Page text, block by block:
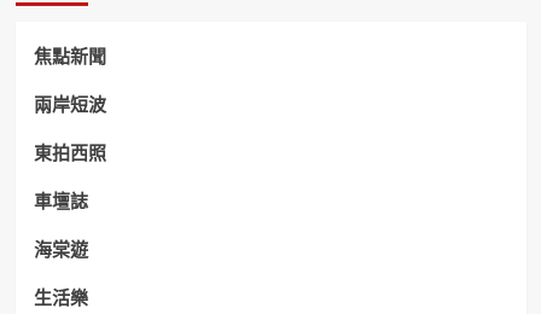
焦點新聞
兩岸短波
東拍西照
車壇誌
海棠遊
生活樂